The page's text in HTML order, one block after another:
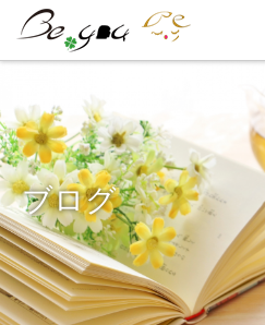
ブログ